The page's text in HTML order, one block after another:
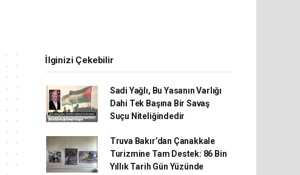
İlginizi Çekebilir
Sadi Yağlı, Bu Yasanın Varlığı
Dahi Tek Başına Bir Savaş
Suçu Niteliğindedir
Truva Bakır’dan Çanakkale
Turizmine Tam Destek: 86 Bin
Yıllık Tarih Gün Yüzünde